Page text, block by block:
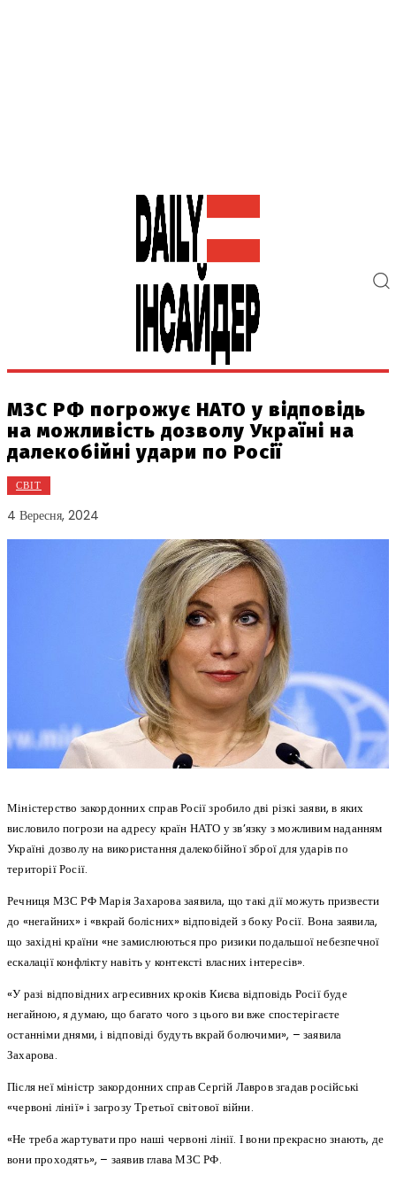
МЗС РФ погрожує НАТО у відповідь
на можливість дозволу Україні на
далекобійні удари по Росії
СВІТ
4 Вересня, 2024
Міністерство закордонних справ Росії зробило дві різкі заяви, в яких
висловило погрози на адресу країн НАТО у зв’язку з можливим наданням
Україні дозволу на використання далекобійної зброї для ударів по
території Росії.
Речниця МЗС РФ Марія Захарова заявила, що такі дії можуть призвести
до «негайних» і «вкрай болісних» відповідей з боку Росії. Вона заявила,
що західні країни «не замислюються про ризики подальшої небезпечної
ескалації конфлікту навіть у контексті власних інтересів».
«У разі відповідних агресивних кроків Києва відповідь Росії буде
негайною, я думаю, що багато чого з цього ви вже спостерігаєте
останніми днями, і відповіді будуть вкрай болючими», – заявила
Захарова.
Після неї міністр закордонних справ Сергій Лавров згадав російські
«червоні лінії» і загрозу Третьої світової війни.
«Не треба жартувати про наші червоні лінії. І вони прекрасно знають, де
вони проходять», – заявив глава МЗС РФ.